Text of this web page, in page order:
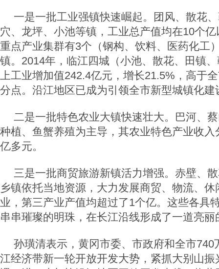
一是一批工业强镇快速崛起。团风、散花
穴、龙坪、小池等镇，工业总产值均在10个
重点产业集群有3个（钢构、饮料、医药化工
镇。2014年，临江四城（小池、散花、田镇
上工业增加值242.4亿元，增长21.5%，高于
分点。沿江地区已成为引领全市新型城镇化建
二是一批特色农业大镇快速壮大。巴河、
种植、鱼蟹养殖为主导，其农业特色产业收
亿多元。
三是一批商贸旅游新镇活力增强。赤壁、
乡镇依托当地资源，大力发展商贸、物流、
业，第三产业产值均超过了1个亿。这些各具
串串璀璨的明珠，在长江沿线形成了一道亮丽
孙璜清表示，黄冈市委、市政府和全市740
江经济带新一轮开放开发大势，紧抓大别山